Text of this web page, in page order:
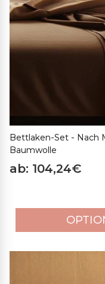
Bettlaken-Set - Nach
Baumwolle
ab: 104,24€